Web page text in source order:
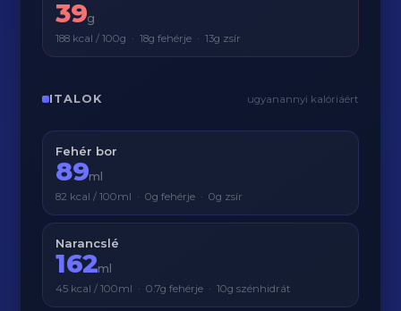
39g
188 kcal / 100g · 18g fehérje · 13g zsír
ITALOK ugyanannyi kalóriáért
Fehér bor
89ml
82 kcal / 100ml · 0g fehérje · 0g zsír
Narancslé
162ml
45 kcal / 100ml · 0.7g fehérje · 10g szénhidrát